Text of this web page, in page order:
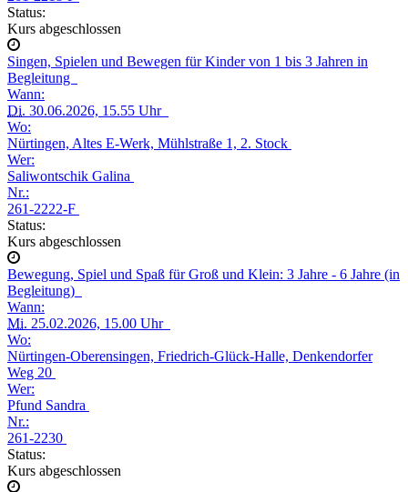
Status:
Kurs abgeschlossen
Singen, Spielen und Bewegen für Kinder von 1 bis 3 Jahren in
Begleitung
Wann:
Di. 30.06.2026, 15.55 Uhr
Wo:
Nürtingen, Altes E-Werk, Mühlstraße 1, 2. Stock
Wer:
Saliwontschik Galina
Nr.:
261-2222-F
Status:
Kurs abgeschlossen
Bewegung, Spiel und Spaß für Groß und Klein: 3 Jahre - 6 Jahre (in
Begleitung)
Wann:
Mi. 25.02.2026, 15.00 Uhr
Wo:
Nürtingen-Oberensingen, Friedrich-Glück-Halle, Denkendorfer
Weg 20
Wer:
Pfund Sandra
Nr.:
261-2230
Status:
Kurs abgeschlossen